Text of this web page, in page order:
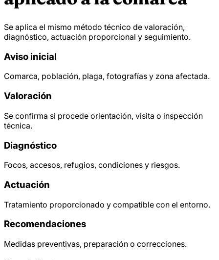
Se aplica el mismo método técnico de valoración,
diagnóstico, actuación proporcional y seguimiento.
Aviso inicial
Comarca, población, plaga, fotografías y zona afectada.
Valoración
Se confirma si procede orientación, visita o inspección
técnica.
Diagnóstico
Focos, accesos, refugios, condiciones y riesgos.
Actuación
Tratamiento proporcionado y compatible con el entorno.
Recomendaciones
Medidas preventivas, preparación o correcciones.